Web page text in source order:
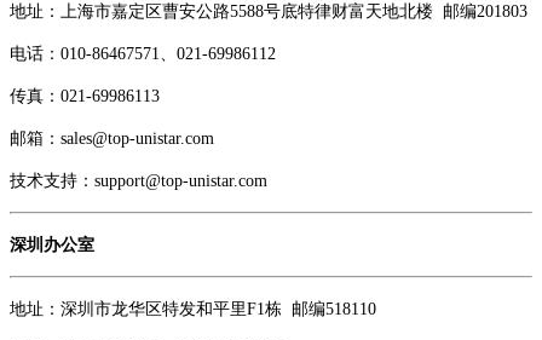
地址：上海市嘉定区曹安公路5588号底特律财富天地北楼 邮编201803
电话： 010-86467571、 021-69986112
传真：021-69986113
邮箱：sales@top-unistar.com
技术支持：support@top-unistar.com
深圳办公室
地址：深圳市龙华区特发和平里F1栋 邮编518110